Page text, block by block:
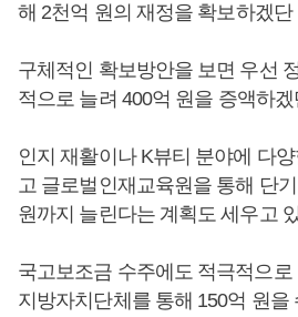
해 2천억 원의 재정을 확보하겠
구체적인 확보방안을 보면 우선
적으로 늘려 400억 원을 증액하
인지 재활이나 K뷰티 분야에 다
고 글로벌인재교육원을 통해 단
원까지 늘린다는 계획도 세우고
국고보조금 수주에도 적극적으
지방자치단체를 통해 150억 원을